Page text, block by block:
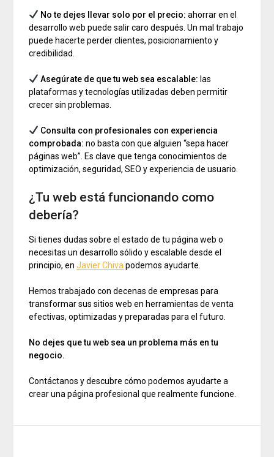
No te dejes llevar solo por el precio: ahorrar en el
desarrollo web puede salir caro después. Un mal trabajo
puede hacerte perder clientes, posicionamiento y
credibilidad.
Asegúrate de que tu web sea escalable: las
plataformas y tecnologías utilizadas deben permitir
crecer sin problemas.
Consulta con profesionales con experiencia
comprobada: no basta con que alguien “sepa hacer
páginas web”. Es clave que tenga conocimientos de
optimización, seguridad, SEO y experiencia de usuario.
¿Tu web está funcionando como
debería?
Si tienes dudas sobre el estado de tu página web o
necesitas un desarrollo sólido y escalable desde el
principio, enJavier Chiva podemos ayudarte.
Hemos trabajado con decenas de empresas para
transformar sus sitios web en herramientas de venta
efectivas, optimizadas y preparadas para el futuro.
No dejes que tu web sea un problema más en tu
negocio.
Contáctanos y descubre cómo podemos ayudarte a
crear una página profesional que realmente funcione.